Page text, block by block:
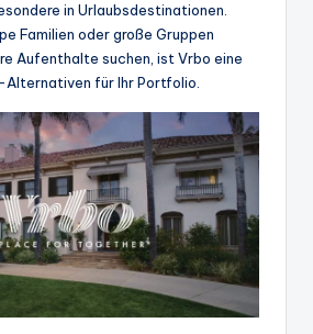
in Urlaubsdestinationen.
Familien oder große Gruppen
Aufenthalte suchen, ist Vrbo eine
für Ihr Portfolio.